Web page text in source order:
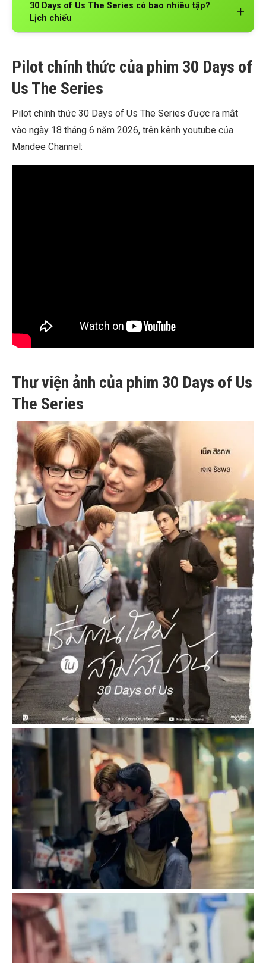
30 Days of Us The Series có bao nhiêu tập?
Lịch chiếu
Pilot chính thức của phim 30 Days of
Us The Series
Pilot chính thức 30 Days of Us The Series được ra mắt
vào ngày 18 tháng 6 năm 2026, trên kênh youtube của
Mandee Channel:
Thư viện ảnh của phim 30 Days of Us
The Series